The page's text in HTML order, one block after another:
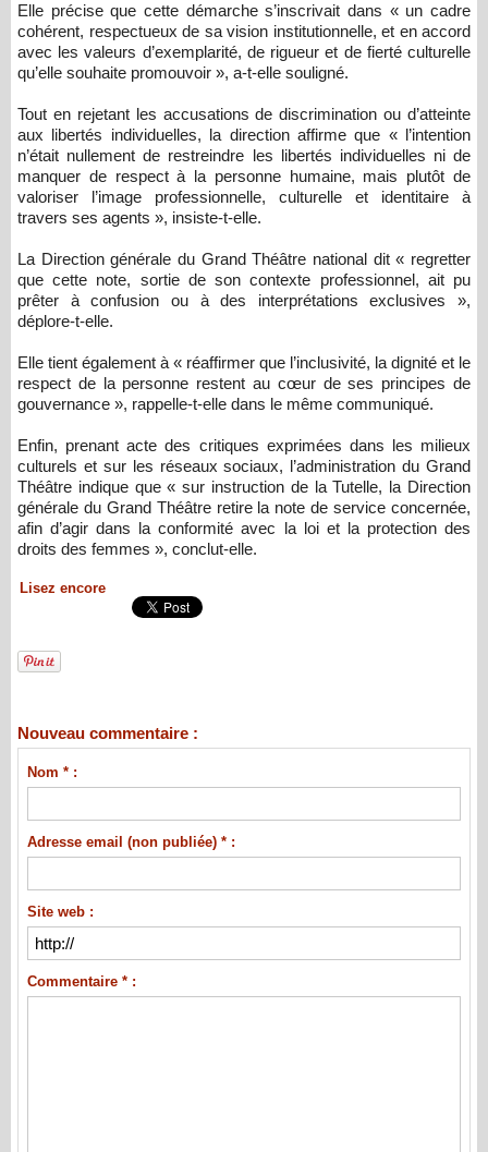
Elle précise que cette démarche s’inscrivait dans « un cadre
cohérent, respectueux de sa vision institutionnelle, et en accord
avec les valeurs d’exemplarité, de rigueur et de fierté culturelle
qu’elle souhaite promouvoir », a-t-elle souligné.
Tout en rejetant les accusations de discrimination ou d’atteinte
aux libertés individuelles, la direction affirme que « l’intention
n’était nullement de restreindre les libertés individuelles ni de
manquer de respect à la personne humaine, mais plutôt de
valoriser l’image professionnelle, culturelle et identitaire à
travers ses agents », insiste-t-elle.
La Direction générale du Grand Théâtre national dit « regretter
que cette note, sortie de son contexte professionnel, ait pu
prêter à confusion ou à des interprétations exclusives »,
déplore-t-elle.
Elle tient également à « réaffirmer que l’inclusivité, la dignité et le
respect de la personne restent au cœur de ses principes de
gouvernance », rappelle-t-elle dans le même communiqué.
Enfin, prenant acte des critiques exprimées dans les milieux
culturels et sur les réseaux sociaux, l’administration du Grand
Théâtre indique que « sur instruction de la Tutelle, la Direction
générale du Grand Théâtre retire la note de service concernée,
afin d’agir dans la conformité avec la loi et la protection des
droits des femmes », conclut-elle.
Lisez encore
Nouveau commentaire :
Nom * :
Adresse email (non publiée) * :
Site web :
Commentaire * :